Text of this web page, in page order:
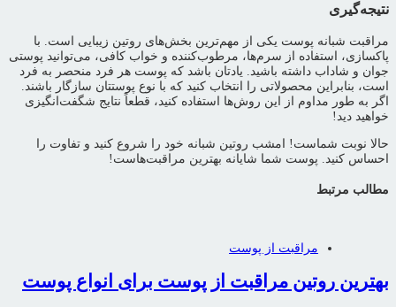
نتیجه‌گیری
مراقبت شبانه پوست یکی از مهم‌ترین بخش‌های روتین زیبایی است. با
پاکسازی، استفاده از سرم‌ها، مرطوب‌کننده و خواب کافی، می‌توانید پوستی
جوان و شاداب داشته باشید. یادتان باشد که پوست هر فرد منحصر به فرد
است، بنابراین محصولاتی را انتخاب کنید که با نوع پوستتان سازگار باشند.
اگر به طور مداوم از این روش‌ها استفاده کنید، قطعاً نتایج شگفت‌انگیزی
خواهید دید!
حالا نوبت شماست! امشب روتین شبانه خود را شروع کنید و تفاوت را
احساس کنید. پوست شما شایانه بهترین مراقبت‌هاست!
مطالب مرتبط
مراقبت از پوست
بهترین روتین مراقبت از پوست برای انواع پوست